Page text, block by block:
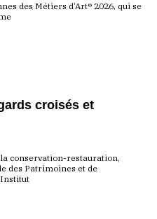
des Métiers d’Art® 2026, qui se
croisés et
conservation-restauration,
des Patrimoines et de